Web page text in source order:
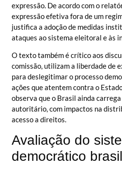
expressão. De acordo com o
expressão efetiva fora de um
justifica a adoção de medidas
ataques ao sistema eleitoral e às
O texto também é crítico aos
comissão, utilizam a liberdade de
para deslegitimar o processo
ações que atentem contra o
observa que o Brasil ainda
autoritário, com impactos na
acesso a direitos.
Avaliação do
democrático